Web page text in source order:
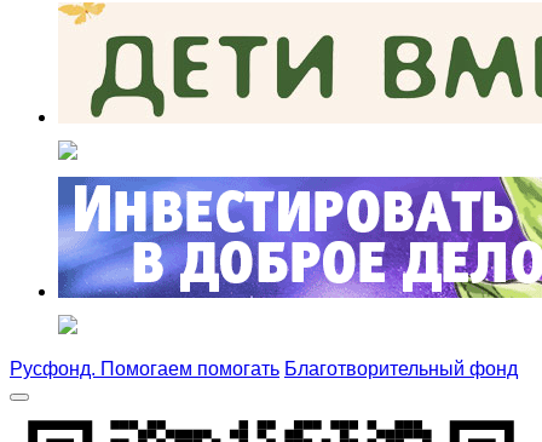
Русфонд. Помогаем помогать Благотворительный фонд